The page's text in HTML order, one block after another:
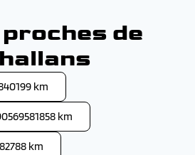
de
km
km
km